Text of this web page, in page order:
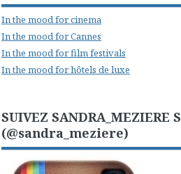
In the mood for cinema
In the mood for Cannes
In the mood for film festivals
In the mood for hôtels de luxe
SUIVEZ SANDRA_MEZIERE
(@sandra_meziere)